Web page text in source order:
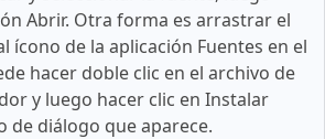
Abrir. Otra forma es arrastrar el
ícono de la aplicación Fuentes en el
hacer doble clic en el archivo de
y luego hacer clic en Instalar
de diálogo que aparece.